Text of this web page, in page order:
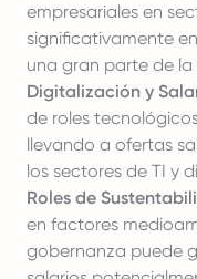
empresariales en
significativamente
una gran parte de
Digitalización y
de roles
llevando a ofertas
los sectores de TI y
Roles de
en factores
gobernanza puede